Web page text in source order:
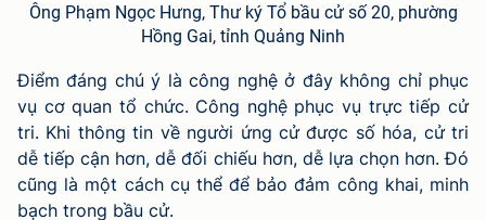
Ông Phạm Ngọc Hưng, Thư ký Tổ bầu cử số 20, phường
Hồng Gai, tỉnh Quảng Ninh
Điểm đáng chú ý là công nghệ ở đây không chỉ phục
vụ cơ quan tổ chức. Công nghệ phục vụ trực tiếp cử
tri. Khi thông tin về người ứng cử được số hóa, cử tri
dễ tiếp cận hơn, dễ đối chiếu hơn, dễ lựa chọn hơn. Đó
cũng là một cách cụ thể để bảo đảm công khai, minh
bạch trong bầu cử.